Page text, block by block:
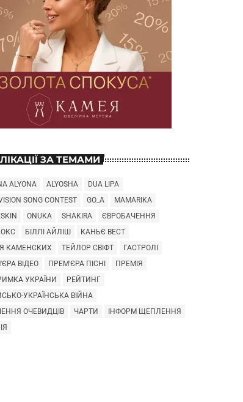
ЗА ТЕМАМИ
ALYONA ALYOSHA
DUA LIPA
SONG CONTEST
GO_A
MAMARIKA
ONUKA SHAKIRA
ЄВРОБАЧЕННЯ
БІЛЛІ АЙЛІШ
КАНЬЄ ВЕСТ
КАМЕНСКИХ
ТЕЙЛОР СВІФТ
ГАСТРОЛІ
ВІДЕО
ПРЕМ'ЄРА ПІСНІ
ПРЕМІЯ
УКРАЇНИ
РЕЙТИНГ
УКРАЇНСЬКА ВІЙНА
ОЧЕВИДЦІВ
ЧАРТИ
ІНФОРМ ЩЕПЛЕННЯ